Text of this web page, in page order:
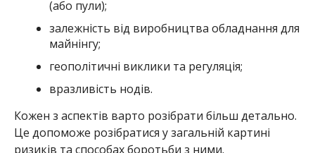
Однією з найбільш актуальних вразливостей є той
факт, що значна частина обчислювальних
потужностей зосереджується в руках кількох
майнінгових пулів. Проблема полягає в тому, що
якщо три найбільші пули об’єднаються, то вони
отримують теоретичну змогу контролювати
понад 50% потужності мережі. Тобто, можуть
проводити підтвердження транзакцій і не тільки.
Крім того, «Атака 51%» дає зловмисникам змогу: